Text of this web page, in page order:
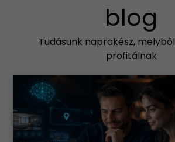
blog
Tudásunk naprakész,
profitálnak